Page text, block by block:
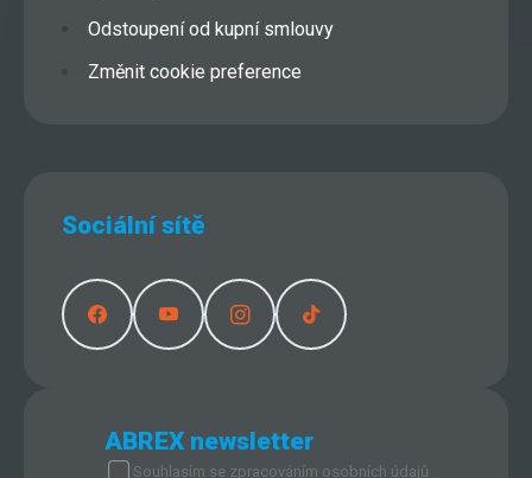
Odstoupení od kupní smlouvy
Změnit cookie preference
Sociální sítě
ABREX newsletter
Souhlasím se zpracováním osobních údajů